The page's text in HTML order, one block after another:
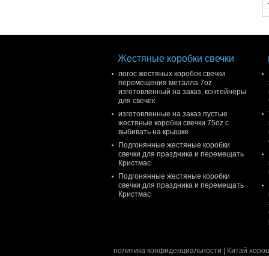
Жестяные коробки свечки
логос жестяных коробок свечки
перемещения металла 7oz
изготовленный на заказ, контейнеры
для свечек
изготовленные на заказ пустые
жестяные коробки свечки 75oz с
выбивать на крышке
Подгонянные жестяные коробки
свечки для праздника и перемещать
Кристмас
Подгонянные жестяные коробки
свечки для праздника и перемещать
Кристмас
политика конфиденциальности | Китай